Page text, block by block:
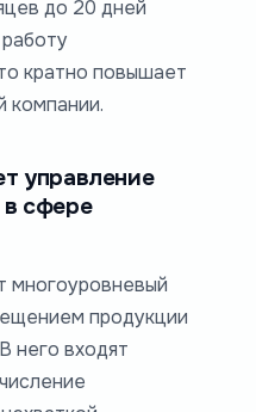
до 20 дней
кратно повышает
компании.
управление
сфере
многоуровневый
продукции
него входят